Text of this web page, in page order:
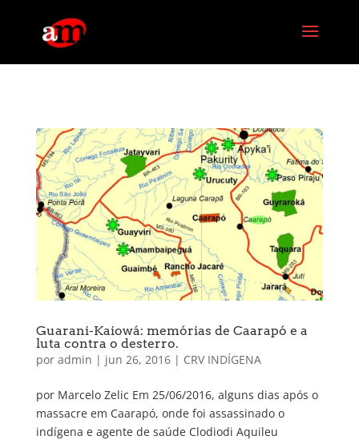
Guarani-Kaiowá: memórias de Caarapó e a
luta contra o desterro.
por admin | jun 26, 2016| CRV INDÍGENA
por Marcelo Zelic Em 25/06/2016, alguns dias após o
massacre em Caarapó, onde foi assassinado o
indígena e agente de saúde Clodiodi Aquileu